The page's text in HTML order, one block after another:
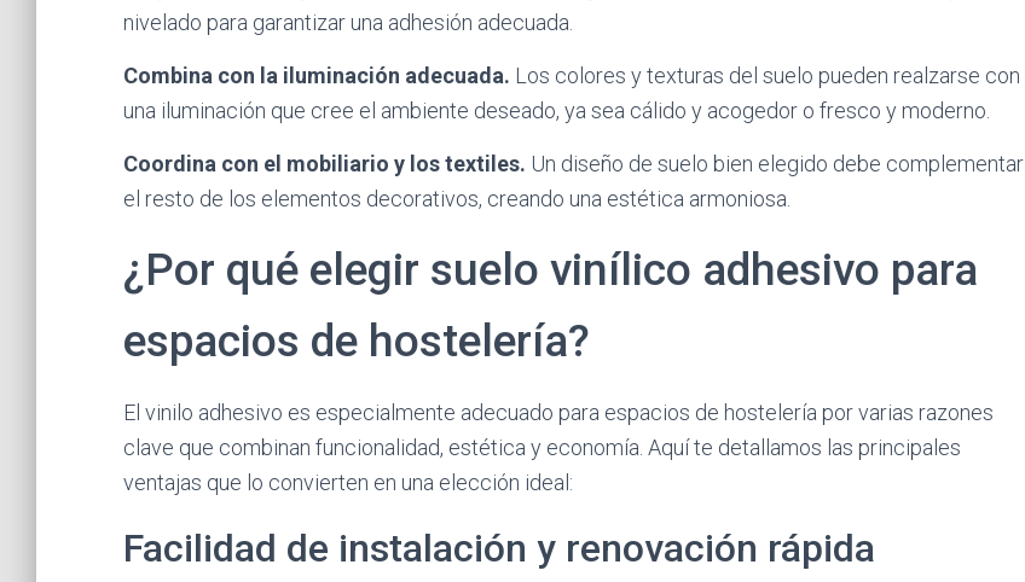
nivelado para garantizar una adhesión adecuada.
Combina con la iluminación adecuada. Los colores y texturas del suelo pueden realzarse con
una iluminación que cree el ambiente deseado, ya sea cálido y acogedor o fresco y moderno.
Coordina con el mobiliario y los textiles. Un diseño de suelo bien elegido debe complementar
el resto de los elementos decorativos, creando una estética armoniosa.
¿Por qué elegir suelo vinílico adhesivo para
espacios de hostelería?
El vinilo adhesivo es especialmente adecuado para espacios de hostelería por varias razones
clave que combinan funcionalidad, estética y economía. Aquí te detallamos las principales
ventajas que lo convierten en una elección ideal:
Facilidad de instalación y renovación rápida